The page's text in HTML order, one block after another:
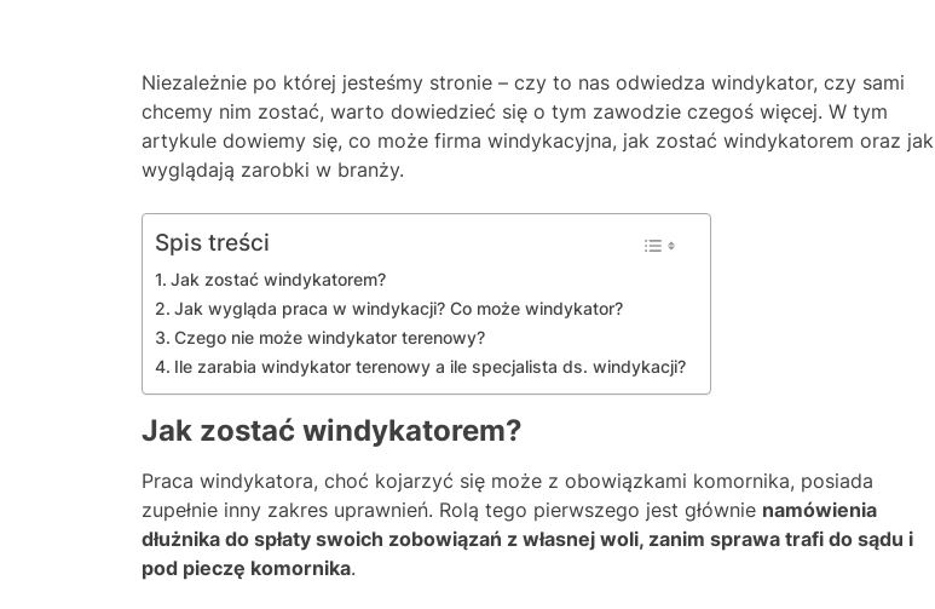
Niezależnie po której jesteśmy stronie – czy to nas odwiedza windykator, czy sami
chcemy nim zostać, warto dowiedzieć się o tym zawodzie czegoś więcej. W tym
artykule dowiemy się, co może firma windykacyjna, jak zostać windykatorem oraz jak
wyglądają zarobki w branży.
Spis treści
Jak zostać windykatorem?
Jak wygląda praca w windykacji? Co może windykator?
Czego nie może windykator terenowy?
Ile zarabia windykator terenowy a ile specjalista ds. windykacji?
Jak zostać windykatorem?
Praca windykatora, choć kojarzyć się może z obowiązkami komornika, posiada
zupełnie inny zakres uprawnień. Rolą tego pierwszego jest głównie namówienia
dłużnika do spłaty swoich zobowiązań z własnej woli, zanim sprawa trafi do sądu i
pod pieczę komornika.